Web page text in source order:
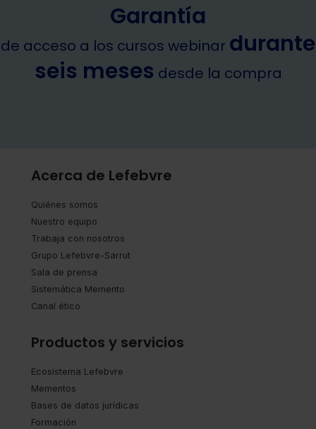
Garantía
de acceso a los cursos webinar durante
seis meses desde la compra
Acerca de Lefebvre
Quiénes somos
Nuestro equipo
Trabaja con nosotros
Grupo Lefebvre-Sarrut
Sala de prensa
Sistemática Memento
Canal ético
Productos y servicios
Ecosistema Lefebvre
Mementos
Bases de datos jurídicas
Formación